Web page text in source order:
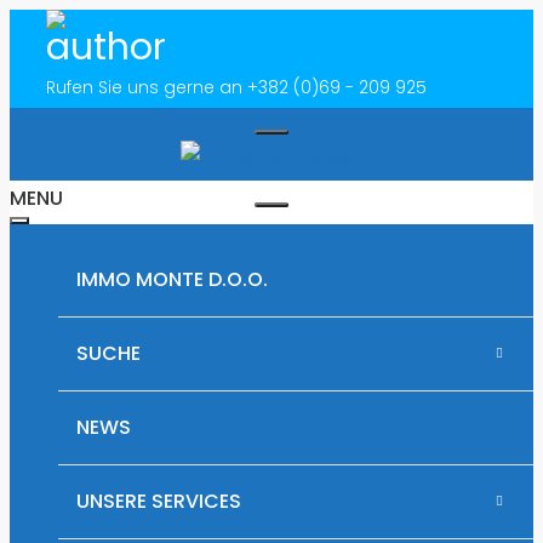
Rufen Sie uns gerne an +382 (0)69 - 209 925
MENU
IMMO MONTE D.O.O.
SUCHE
ROŽAJE
MIETOBJEKTE
NEWS
UNSERE SERVICES